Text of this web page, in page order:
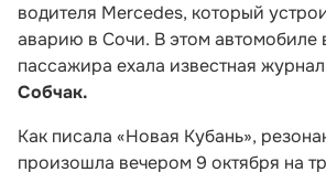
водителя Mercedes, который
аварию в Сочи. В этом автомобиле
пассажира ехала известная
Собчак.
Как писала «Новая Кубань»,
произошла вечером 9 октября на